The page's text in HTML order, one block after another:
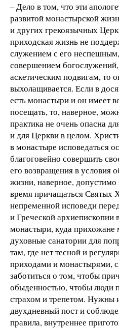
– Дело в том, что эти
развитой монастырской
и других грекоязычных
приходская жизнь не
служением с его
совершением
аскетическим подвигам, то
выхолащивается. Если в
есть монастыри и он имеет
посещать, то, наверное,
практика не очень опасна
и для Церкви в целом.
в монастыре исповедаться
благоговейно совершить
его возвращения в условия
жизни, наверное, допустимо
время причащаться Святых
непременной исповеди
и Греческой
монастыри, куда прихожане
духовные санатории для
там, где нет тесной и
приходами и монастырями,
заботиться о том, чтобы
обыденностью, чтобы люди
страхом и трепетом. Нужны
двухдневный пост и
правила, внутреннее